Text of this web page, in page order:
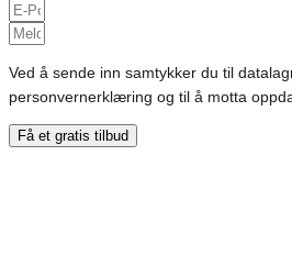
Ved å sende inn samtykker du til
personvernerklæring og til å motta
Få et gratis tilbud